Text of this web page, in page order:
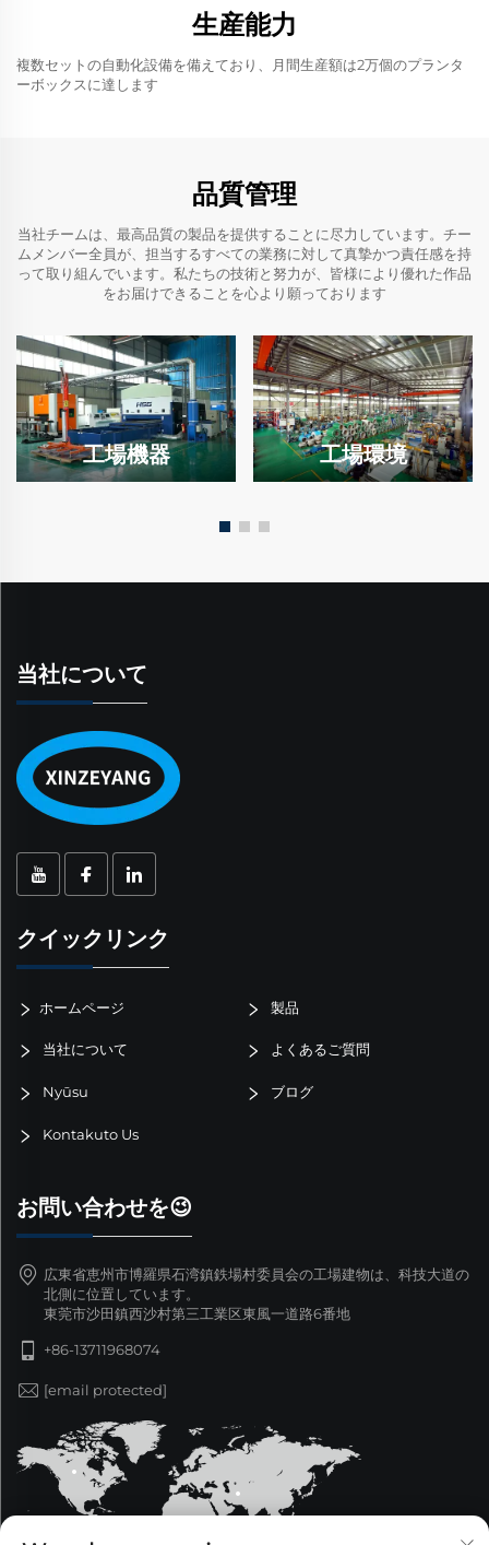
生産能力
複数セットの自動化設備を備えており、月間生産額は2万個のプランタ
ーボックスに達します
品質管理
当社チームは、最高品質の製品を提供することに尽力しています。チー
ムメンバー全員が、担当するすべての業務に対して真摯かつ責任感を持
って取り組んでいます。私たちの技術と努力が、皆様により優れた作品
をお届けできることを心より願っております
工場機器 工場環境
当社について
クイックリンク
ホームページ 製品
当社について よくあるご質問
Nyūsu ブログ
Kontakuto Us
お問い合わせを😉
広東省恵州市博羅県石湾鎮鉄場村委員会の工場建物は、科技大道の
北側に位置しています。
東莞市沙田鎮西沙村第三工業区東風一道路6番地
+86-13711968074
[email protected]